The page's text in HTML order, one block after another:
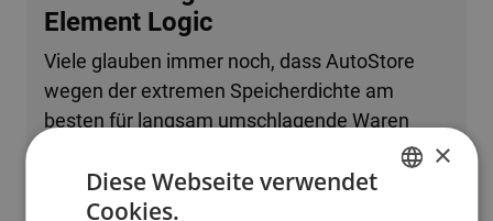
Element Logic
Viele glauben immer noch, dass AutoStore
wegen der extremen Speicherdichte am
besten für langsam umschlagende Waren
oder kleine Betriebe geeignet ist. Tatsache ist,
dass das System problemlos mehrere
zehntausend Bestellzeilen pro Stunde
×
Diese Webseite verwendet
Cookies.